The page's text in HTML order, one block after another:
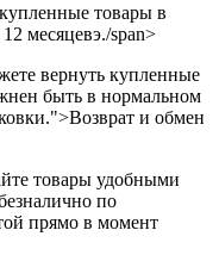
товары в
месяцевэ./span>
вернуть купленные
быть в нормальном
и обмен
товары удобными
по
прямо в момент